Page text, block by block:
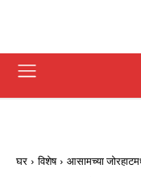
घर विशेष आसामच्या